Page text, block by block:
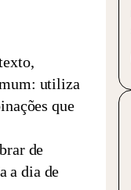
utiliza
que
de
a dia de